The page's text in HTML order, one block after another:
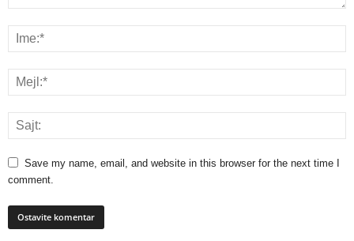
Save my name, email, and website in this browser for the next time I
comment.